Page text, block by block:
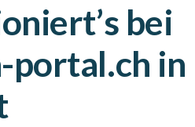
bei
in